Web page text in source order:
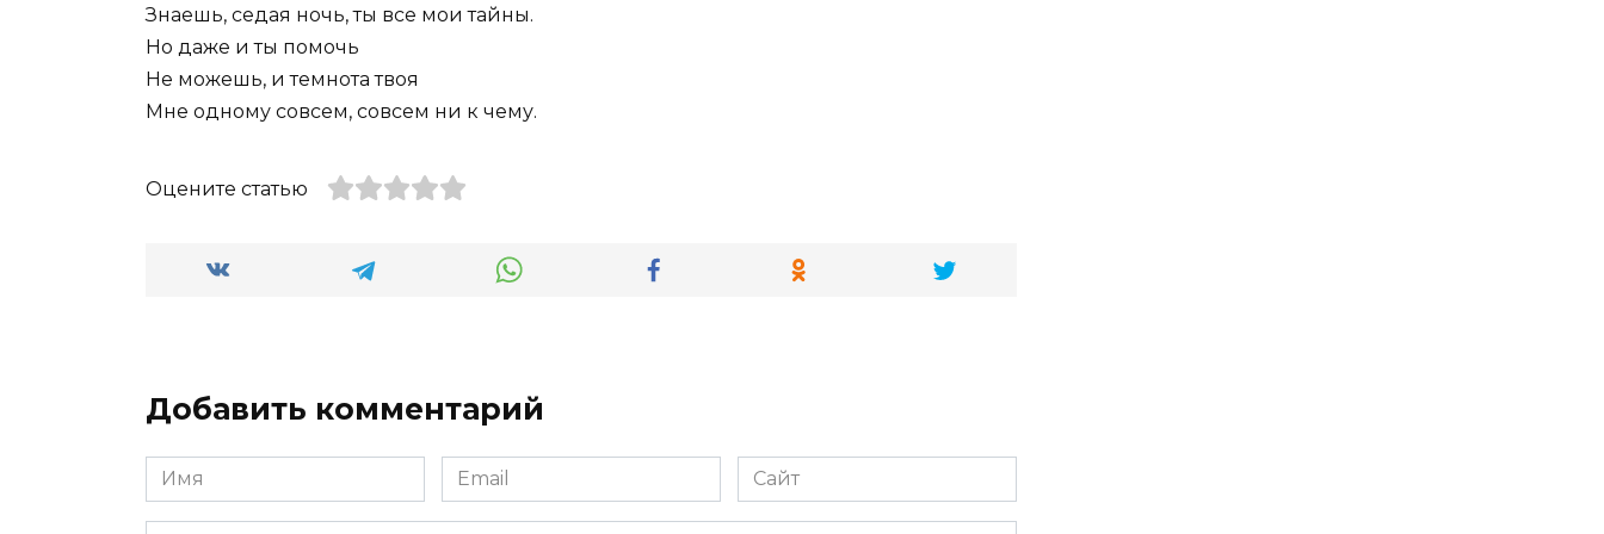
Знаешь, седая ночь, ты все мои тайны.
Но даже и ты помочь
Не можешь, и темнота твоя
Мне одному совсем, совсем ни к чему.
Оцените статью
Добавить комментарий
Имя
*
Email
*
Сайт